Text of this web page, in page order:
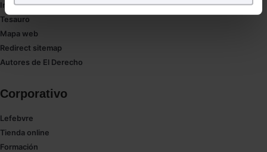
en la web sea óptima
También puedes
las que sean indispensables para la navegación.
Saber más acerca de las cookies
Innovación
Tesauro
Mapa web
Redirect sitemap
Autores de El Derecho
Corporativo
Lefebvre
Tienda online
Formación